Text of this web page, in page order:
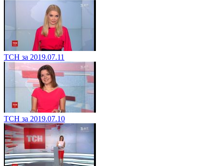
ТСН за 2019.07.11
ТСН за 2019.07.10